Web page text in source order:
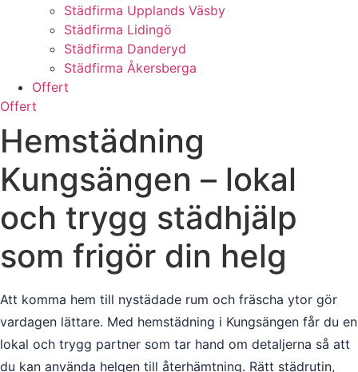
Städfirma Upplands Väsby
Städfirma Lidingö
Städfirma Danderyd
Städfirma Åkersberga
Offert
Offert
Hemstädning
Kungsängen – lokal
och trygg städhjälp
som frigör din helg
Att komma hem till nystädade rum och fräscha ytor gör
vardagen lättare. Med hemstädning i Kungsängen får du en
lokal och trygg partner som tar hand om detaljerna så att
du kan använda helgen till återhämtning. Rätt städrutin,